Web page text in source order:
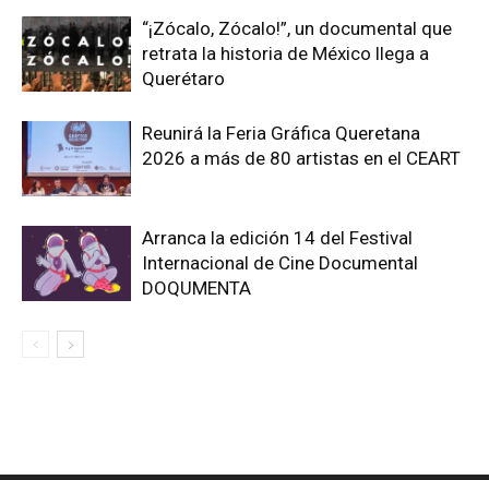
“¡Zócalo, Zócalo!”, un documental que
retrata la historia de México llega a
Querétaro
Reunirá la Feria Gráfica Queretana
2026 a más de 80 artistas en el CEART
Arranca la edición 14 del Festival
Internacional de Cine Documental
DOQUMENTA